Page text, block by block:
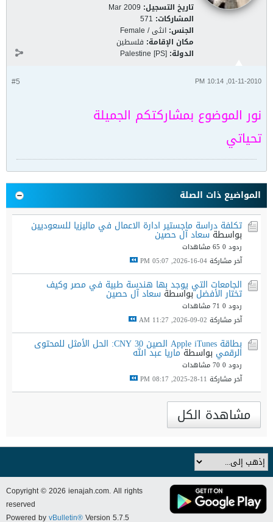
تاريخ التسجيل: Mar 2009
المشاركات: 571
الجنس: انثى / Female
مكان الإقامة: فلسطين
الدولة: Palestine [PS]
#5 01-11-2010, 10:14 PM
نور الموضوع بمشاركتكم الجميلة
تحياتي
المواضيع ذات الصلة
تكلفة دراسة ماجستير ادارة الاعمال في ماليزيا للسعوديين
بواسطةسعاد آل حصين
ردود 0
65 مشاهدات
آخر مشاركة04-16-2026, 05:07 PM
الجامعات التي يوجد بها هندسة طبية في مصر وكيف
تختار الأفضلبواسطة سعاد آل حصين
ردود 0
71 مشاهدات
آخر مشاركة 02-09-2026, 11:27 AM
بطاقة Apple iTunes الصين 30 CNY: الحل الأمثل للمحتوى
الرقمي بواسطةماريا عبد الله
ردود 0
70 مشاهدات
آخر مشاركة 11-28-2025, 08:17 PM
مشاهدة الكل
Copyright © 2026 ienajah.com. All rights
reserved
Powered byvBulletin®Version 5.7.5